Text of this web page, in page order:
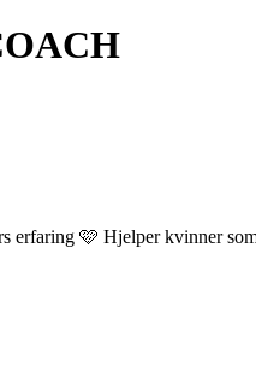
🩷 Hjelper kvinner